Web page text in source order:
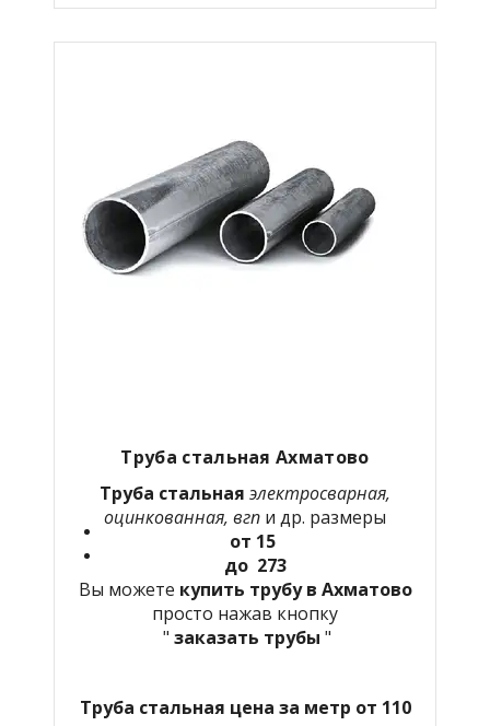
Труба стальная Ахматово
Труба стальная электросварная,
оцинкованная, вгп и др. размеры
от 15
до 273
Вы можете купить трубу в Ахматово
просто нажав кнопку
" заказать трубы "
Труба стальная цена за метр от 110